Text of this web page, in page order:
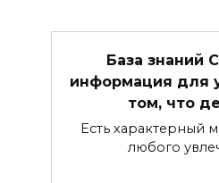
База знаний
информация для
том, что
Есть характерный
любого